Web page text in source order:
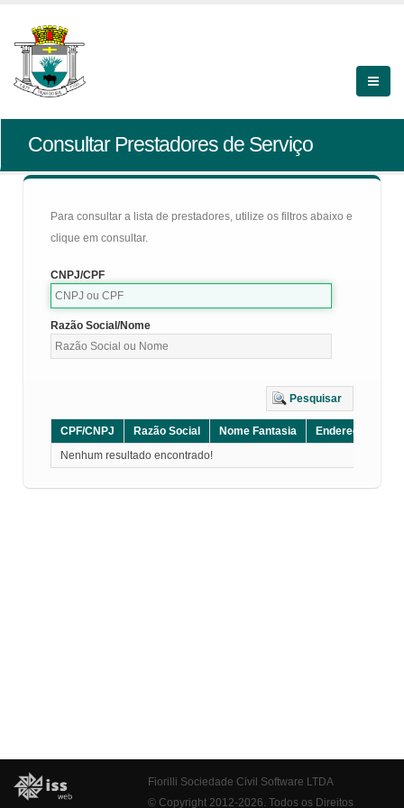
Consultar Prestadores de Serviço
Para consultar a lista de prestadores, utilize os filtros abaixo e
clique em consultar.
CNPJ/CPF
Razão Social/Nome
Pesquisar
CPF/CNPJ Razão Social Nome Fantasia Endereço
Nenhum resultado encontrado!
Fiorilli Sociedade Civil Software LTDA
© Copyright 2012-2026. Todos os Direitos